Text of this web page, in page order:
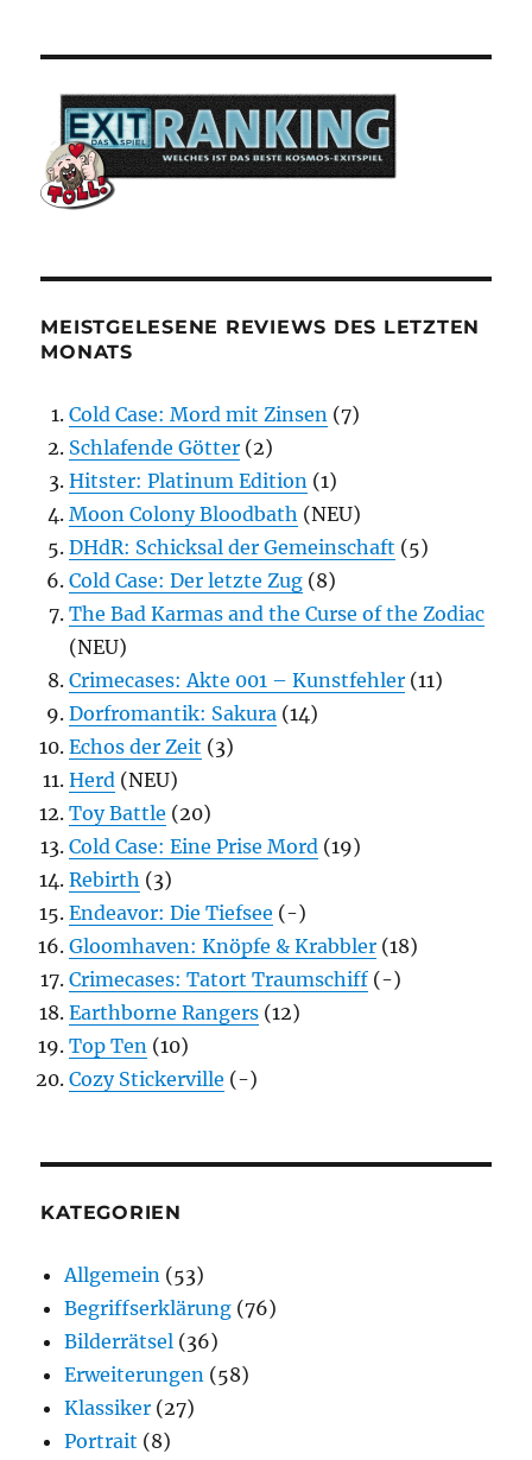
MEISTGELESENE REVIEWS DES LETZTEN
MONATS
Cold Case: Mord mit Zinsen (7)
Schlafende Götter (2)
Hitster: Platinum Edition (1)
Moon Colony Bloodbath (NEU)
DHdR: Schicksal der Gemeinschaft (5)
Cold Case: Der letzte Zug (8)
The Bad Karmas and the Curse of the Zodiac
(NEU)
Crimecases: Akte 001 – Kunstfehler (11)
Dorfromantik: Sakura (14)
Echos der Zeit (3)
Herd (NEU)
Toy Battle (20)
Cold Case: Eine Prise Mord (19)
Rebirth (3)
Endeavor: Die Tiefsee (-)
Gloomhaven: Knöpfe & Krabbler (18)
Crimecases: Tatort Traumschiff (-)
Earthborne Rangers (12)
Top Ten (10)
Cozy Stickerville (-)
KATEGORIEN
Allgemein (53)
Begriffserklärung (76)
Bilderrätsel (36)
Erweiterungen (58)
Klassiker (27)
Portrait (8)